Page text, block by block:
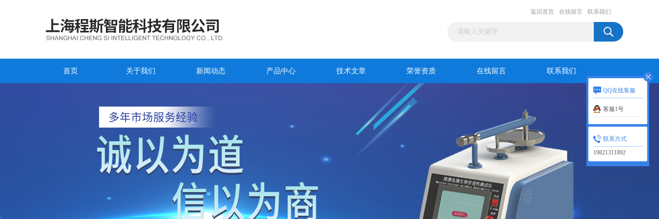
返回首页 在线留言 联系我们
首页 关于我们 新闻动态 产品中心 技术文章 荣誉资质 在线留言 联系我们
QQ在线客服
客服1号
联系方式
19821311892